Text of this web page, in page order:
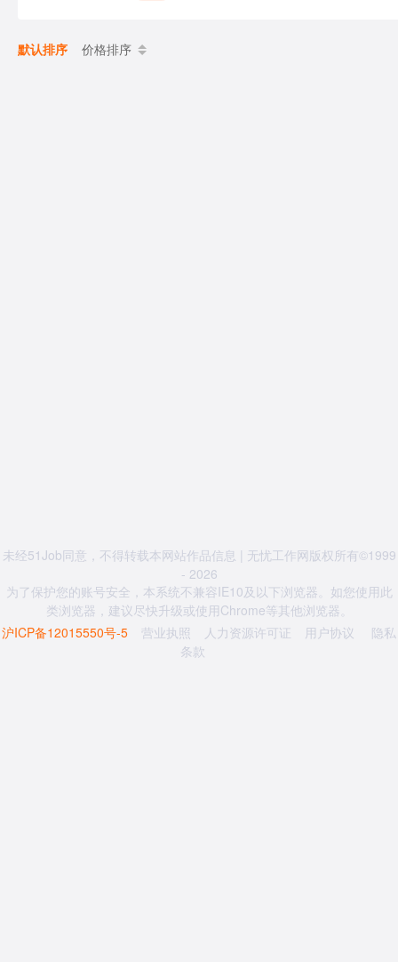
默认排序 价格排序
未经51Job同意，不得转载本网站作品信息 | 无忧工作网版权所有©1999
- 2026
为了保护您的账号安全，本系统不兼容IE10及以下浏览器。如您使用此
类浏览器，建议尽快升级或使用Chrome等其他浏览器。
沪ICP备12015550号-5
营业执照 人力资源许可证 用户协议
隐私
条款